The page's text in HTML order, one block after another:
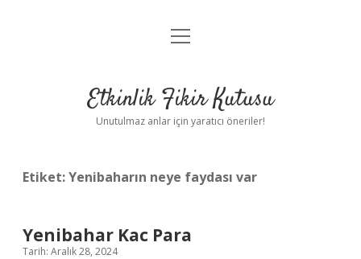
Anasayfa
Yasal Uyarı
menüyü
Etkinlik Fikir Kutusu
Unutulmaz anlar için yaratıcı öneriler!
Etiket:Yenibaharın neye faydası var
Yenibahar Kac Para
Tarih: Aralık 28, 2024